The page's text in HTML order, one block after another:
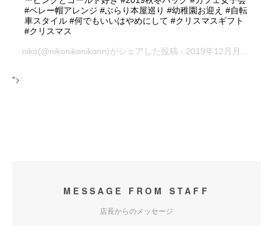
#ベレー帽アレンジ #ぶらり本屋巡り #幼稚園お迎え #自転
車スタイル #何でもいいはやめにして #クリスマスギフト
#クリスマス
niko(@nikonikonikonn)がシェアした投稿 - 2019年12月月13日午前12時03分PST
">
MESSAGE FROM STAFF
店長からのメッセージ